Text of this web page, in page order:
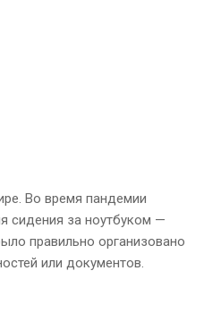
Во время пандемии
сидения за ноутбуком —
правильно организовано
или документов.